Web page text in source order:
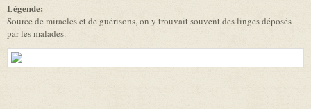
Légende:
Source de miracles et de guérisons, on y trouvait souvent des linges déposés
par les malades.